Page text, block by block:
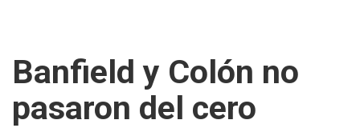
Banfield y Colón no
pasaron del cero